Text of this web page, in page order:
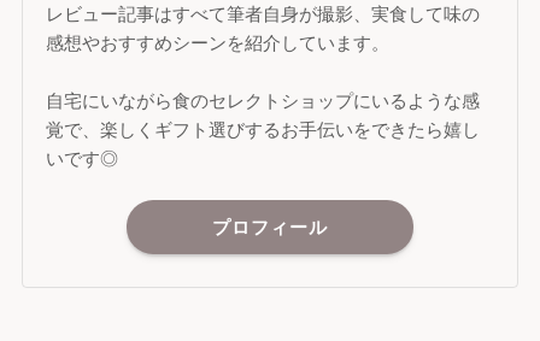
レビュー記事はすべて筆者自身が撮影、実食して味の
感想やおすすめシーンを紹介しています。
自宅にいながら食のセレクトショップにいるような感
覚で、楽しくギフト選びするお手伝いをできたら嬉し
いです◎
プロフィール